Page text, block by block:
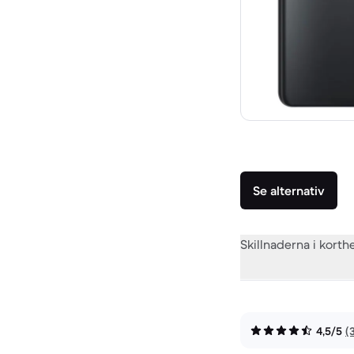
Se alternativ
Skillnaderna i
4,5/5